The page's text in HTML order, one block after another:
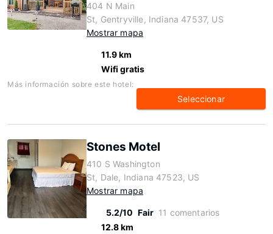
404 N Main
St, Gentryville, Indiana 47537, US
Mostrar mapa
11.9 km
Wifi gratis
Más información sobre este hotel:
Seleccionar
Stones Motel
410 S Washington
St, Dale, Indiana 47523, US
Mostrar mapa
5.2/10 Fair 11 comentarios
12.8 km